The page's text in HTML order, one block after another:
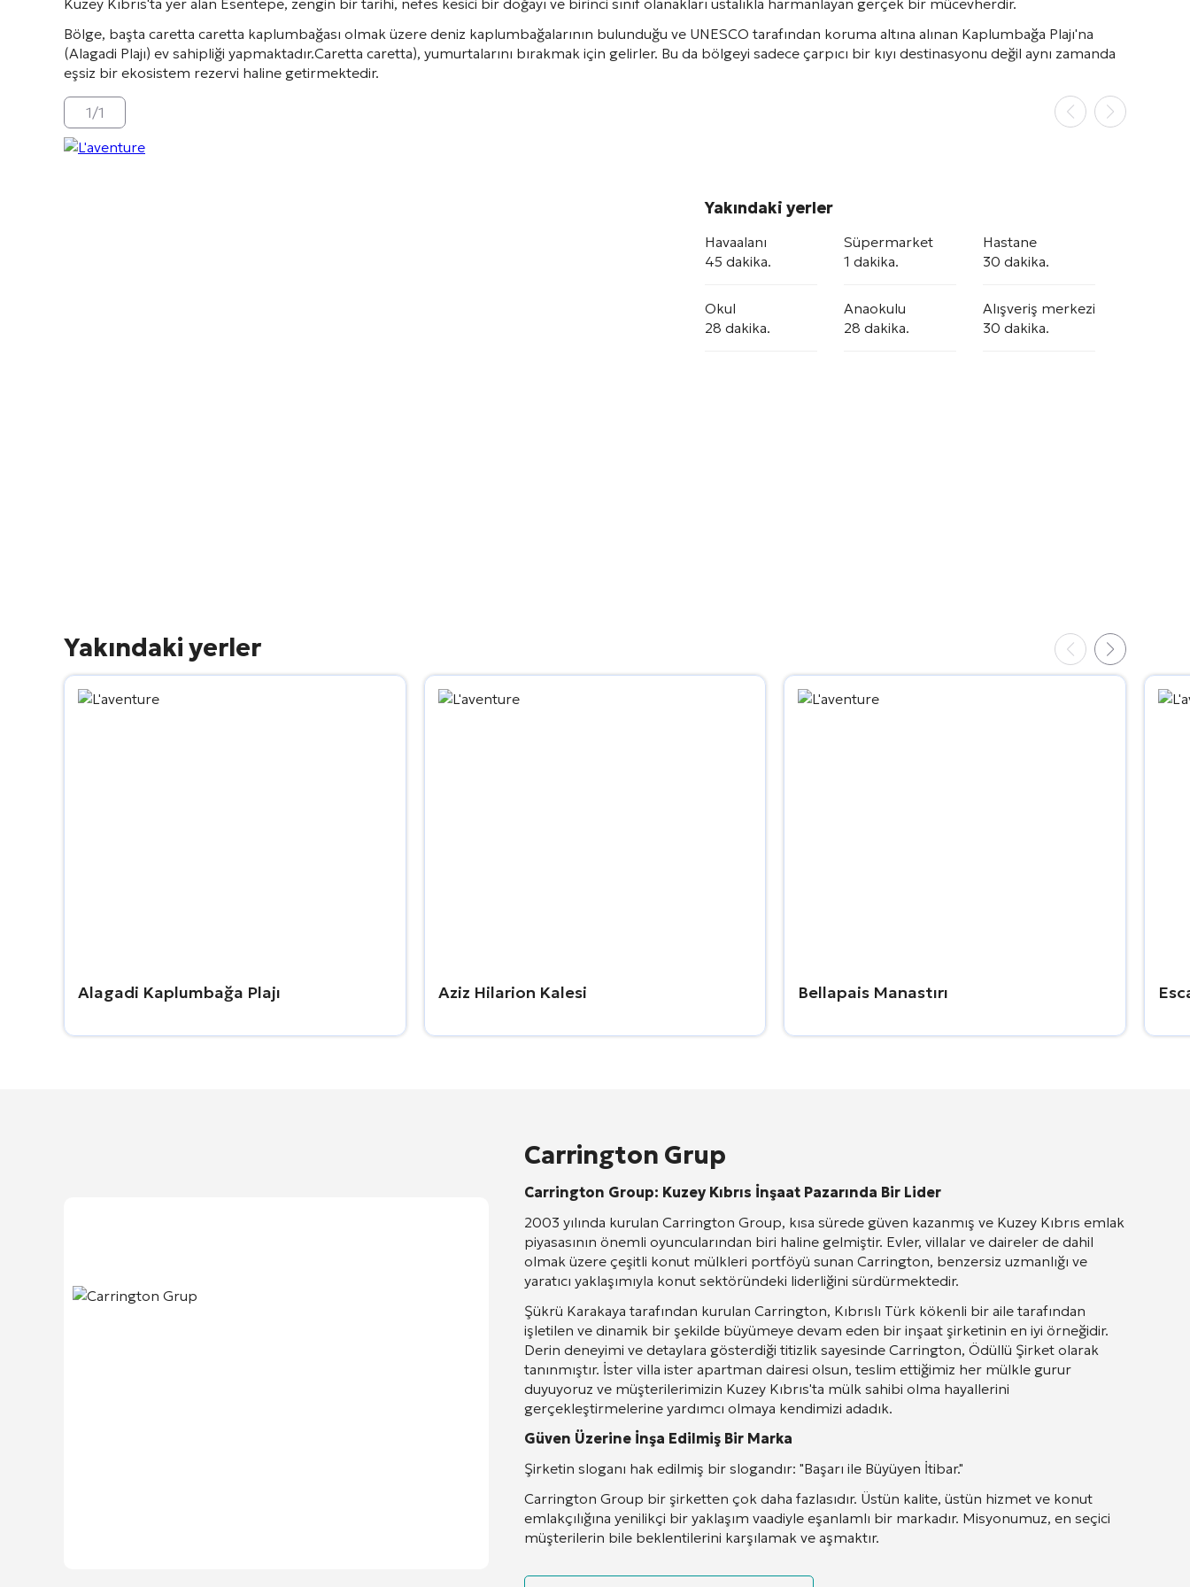
Kuzey Kıbrıs'ta yer alan Esentepe, zengin bir tarihi, nefes kesici bir doğayı ve birinci sınıf olanakları ustalıkla harmanlayan gerçek bir mücevherdir.
Bölge, başta caretta caretta kaplumbağası olmak üzere deniz kaplumbağalarının bulunduğu ve UNESCO tarafından koruma altına alınan Kaplumbağa Plajı'na
(Alagadi Plajı) ev sahipliği yapmaktadır.Caretta caretta), yumurtalarını bırakmak için gelirler. Bu da bölgeyi sadece çarpıcı bir kıyı destinasyonu değil aynı zamanda
eşsiz bir ekosistem rezervi haline getirmektedir.
1/1
Yakındaki yerler
Havaalanı
45 dakika.
Süpermarket
1 dakika.
Hastane
30 dakika.
Okul
28 dakika.
Anaokulu
28 dakika.
Alışveriş merkezi
30 dakika.
Yakındaki yerler
Alagadi Kaplumbağa Plajı Aziz Hilarion Kalesi Bellapais Manastırı
Carrington Grup
Carrington Group: Kuzey Kıbrıs İnşaat Pazarında Bir Lider
2003 yılında kurulan Carrington Group, kısa sürede güven kazanmış ve Kuzey Kıbrıs emlak
piyasasının önemli oyuncularından biri haline gelmiştir. Evler, villalar ve daireler de dahil
olmak üzere çeşitli konut mülkleri portföyü sunan Carrington, benzersiz uzmanlığı ve
yaratıcı yaklaşımıyla konut sektöründeki liderliğini sürdürmektedir.
Şükrü Karakaya tarafından kurulan Carrington, Kıbrıslı Türk kökenli bir aile tarafından
işletilen ve dinamik bir şekilde büyümeye devam eden bir inşaat şirketinin en iyi örneğidir.
Derin deneyimi ve detaylara gösterdiği titizlik sayesinde Carrington, Ödüllü Şirket olarak
tanınmıştır. İster villa ister apartman dairesi olsun, teslim ettiğimiz her mülkle gurur
duyuyoruz ve müşterilerimizin Kuzey Kıbrıs'ta mülk sahibi olma hayallerini
gerçekleştirmelerine yardımcı olmaya kendimizi adadık.
Güven Üzerine İnşa Edilmiş Bir Marka
Şirketin sloganı hak edilmiş bir slogandır: "Başarı ile Büyüyen İtibar."
Carrington Group bir şirketten çok daha fazlasıdır. Üstün kalite, üstün hizmet ve konut
emlakçılığına yenilikçi bir yaklaşım vaadiyle eşanlamlı bir markadır. Misyonumuz, en seçici
müşterilerin bile beklentilerini karşılamak ve aşmaktır.